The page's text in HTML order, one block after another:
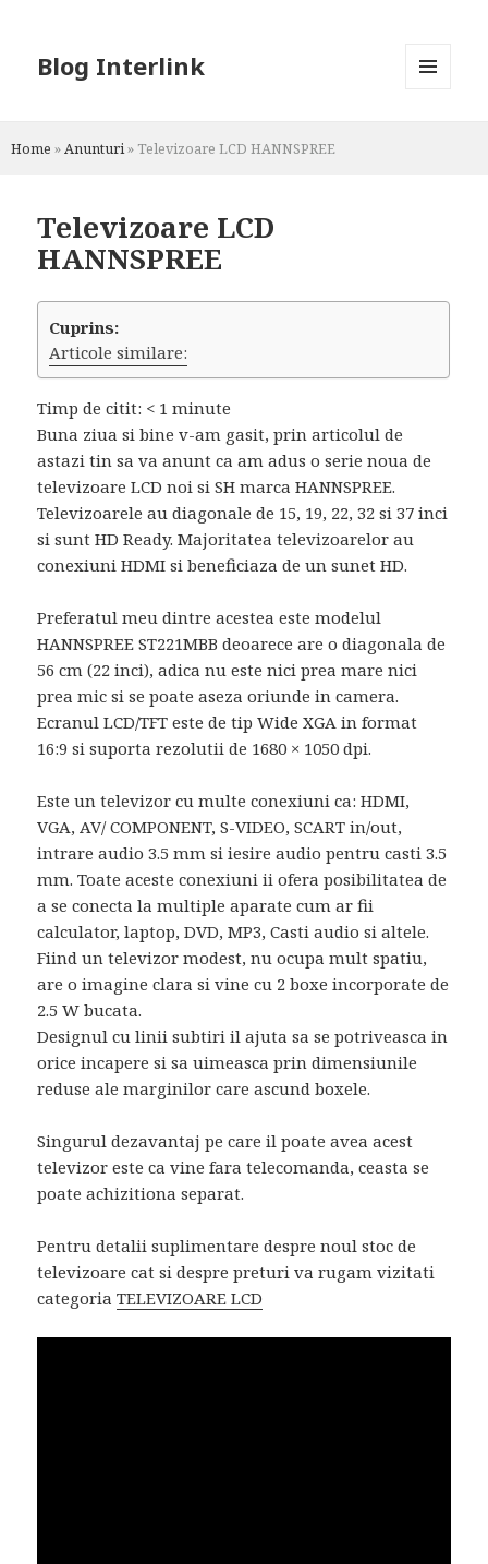
Blog Interlink
Home »Anunturi» Televizoare LCD HANNSPREE
Televizoare LCD
HANNSPREE
Cuprins:
Articole similare:
Timp de citit: < 1 minute
Buna ziua si bine v-am gasit, prin articolul de
astazi tin sa va anunt ca am adus o serie noua de
televizoare LCD noi si SH marca HANNSPREE.
Televizoarele au diagonale de 15, 19, 22, 32 si 37 inci
si sunt HD Ready. Majoritatea televizoarelor au
conexiuni HDMI si beneficiaza de un sunet HD.
Preferatul meu dintre acestea este modelul
HANNSPREE ST221MBB deoarece are o diagonala de
56 cm (22 inci), adica nu este nici prea mare nici
prea mic si se poate aseza oriunde in camera.
Ecranul LCD/TFT este de tip Wide XGA in format
16:9 si suporta rezolutii de 1680 × 1050 dpi.
Este un televizor cu multe conexiuni ca: HDMI,
VGA, AV/ COMPONENT, S-VIDEO, SCART in/out,
intrare audio 3.5 mm si iesire audio pentru casti 3.5
mm. Toate aceste conexiuni ii ofera posibilitatea de
a se conecta la multiple aparate cum ar fii
calculator, laptop, DVD, MP3, Casti audio si altele.
Fiind un televizor modest, nu ocupa mult spatiu,
are o imagine clara si vine cu 2 boxe incorporate de
2.5 W bucata.
Designul cu linii subtiri il ajuta sa se potriveasca in
orice incapere si sa uimeasca prin dimensiunile
reduse ale marginilor care ascund boxele.
Singurul dezavantaj pe care il poate avea acest
televizor este ca vine fara telecomanda, ceasta se
poate achizitiona separat.
Pentru detalii suplimentare despre noul stoc de
televizoare cat si despre preturi va rugam vizitati
categoriaTELEVIZOARE LCD